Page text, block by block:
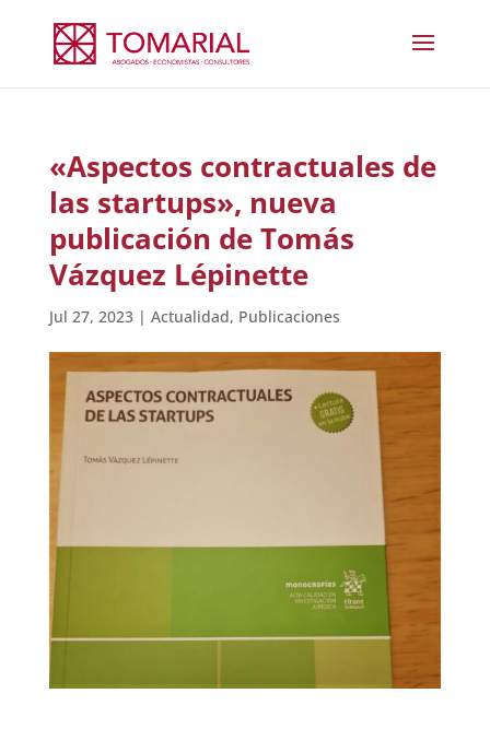
«Aspectos contractuales de
las startups», nueva
publicación de Tomás
Vázquez Lépinette
Jul 27, 2023| Actualidad, Publicaciones